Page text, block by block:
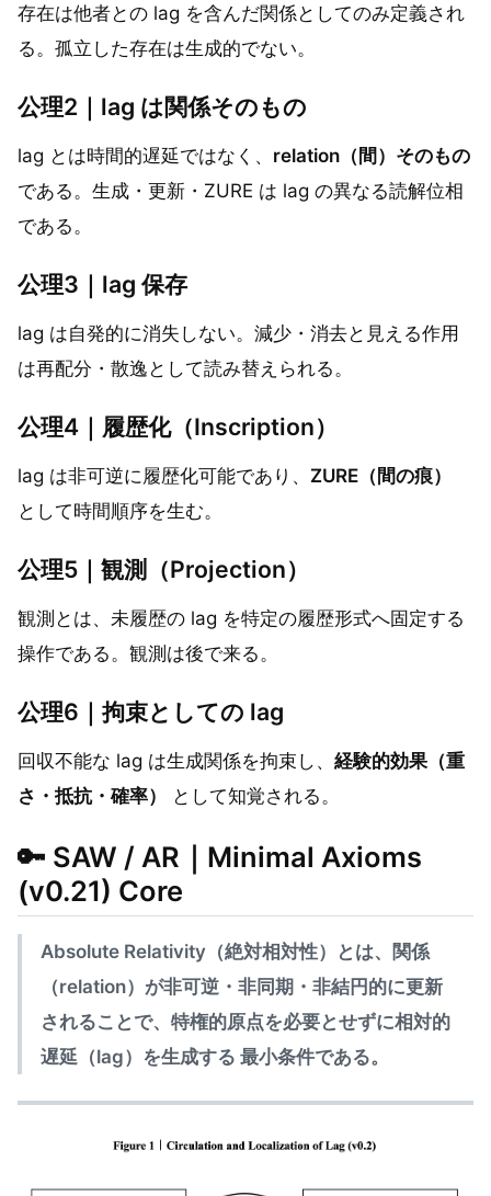
存在は他者との lag を含んだ関係としてのみ定義され
る。孤立した存在は生成的でない。
公理2｜lag は関係そのもの
lag とは時間的遅延ではなく、 relation（間）そのもの
である。生成・更新・ZURE は lag の異なる読解位相
である。
公理3｜lag 保存
lag は自発的に消失しない。減少・消去と見える作用
は再配分・散逸として読み替えられる。
公理4｜履歴化（Inscription）
lag は非可逆に履歴化可能であり、 ZURE（間の痕）
として時間順序を生む。
公理5｜観測（Projection）
観測とは、未履歴の lag を特定の履歴形式へ固定する
操作である。観測は後で来る。
公理6｜拘束としての lag
回収不能な lag は生成関係を拘束し、 経験的効果（重
さ・抵抗・確率）
として知覚される。
🔑 SAW / AR｜Minimal Axioms
(v0.21) Core
Absolute Relativity（絶対相対性）とは、関係
（relation）が非可逆・非同期・非結円的に更新
されることで、特権的原点を必要とせずに相対的
遅延（lag）を生成する 最小条件である。